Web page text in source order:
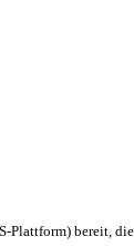
Plattform) bereit, die